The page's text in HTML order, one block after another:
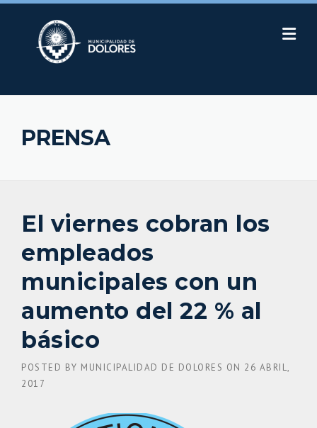
Skip
PRENSA
El viernes cobran los
empleados
municipales con un
aumento del 22 % al
básico
POSTED BY MUNICIPALIDAD DE DOLORES ON 26 ABRIL,
2017